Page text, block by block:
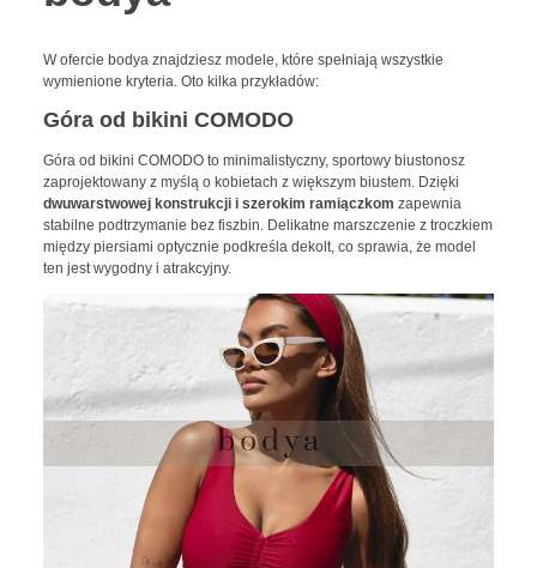
W ofercie bodya znajdziesz modele, które spełniają wszystkie
wymienione kryteria. Oto kilka przykładów:
Góra od bikini COMODO
Góra od bikini COMODO to minimalistyczny, sportowy biustonosz
zaprojektowany z myślą o kobietach z większym biustem. Dzięki
dwuwarstwowej konstrukcji i szerokim ramiączkom zapewnia
stabilne podtrzymanie bez fiszbin. Delikatne marszczenie z troczkiem
między piersiami optycznie podkreśla dekolt, co sprawia, że model
ten jest wygodny i atrakcyjny.